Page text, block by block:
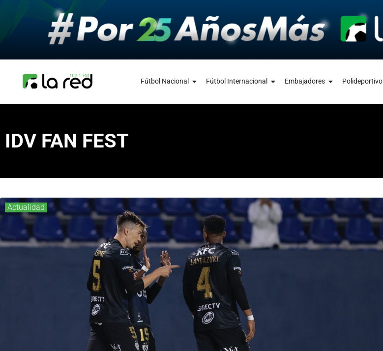
Fútbol Nacional Fútbol Internacional Embajadores Polideportivo
IDV FAN FEST
Actualidad